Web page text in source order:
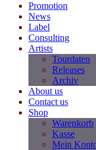
Promotion
News
Label
Consulting
Artists
Tourdaten
Releases
Archiv
About us
Contact us
Shop
Warenkorb
Kasse
Mein